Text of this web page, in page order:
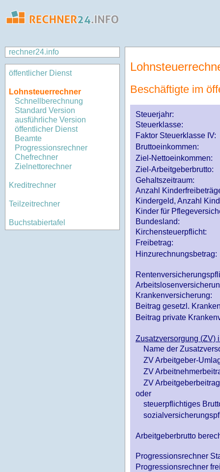
rechner24.info
öffentlicher Dienst
Lohnsteuerrechner
Schnellberechnung
Standard Version
ausführliche Version
öffentlicher Dienst
Beamte
Progressionsrechner
Chefrechner
Zielnettorechner
Kreditrechner
Teilzeitrechner
Buchstabiertafel
Beschäftigte im
Steuerjahr:
Steuerklasse:
Faktor Steuerklasse IV:
Bruttoeinkommen:
Ziel-Nettoeinkommen:
Ziel-Arbeitgeberbrutto:
Gehaltszeitraum:
Anzahl
Kindergeld, Anzahl
Kinder für
Bundesland:
Kirchensteuerpflicht:
Freibetrag:
Hinzurechnungsbetrag:
Krankenversicherung:
Beitrag gesetzl.
Beitrag private
Zusatzversorgung (ZV)
Name der
ZV Arbeitgeber-
ZV
ZV
oder
steuerpflichtiges
Arbeitgeberbrutto
Progressionsrechner
Progressionsrechner